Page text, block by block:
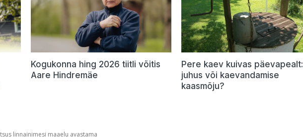
Kogukonna hing 2026 tiitli võitis
Aare Hindremäe
Pere kaev kuivas päevapealt:
juhus või kaevandamise
kaasmõju?